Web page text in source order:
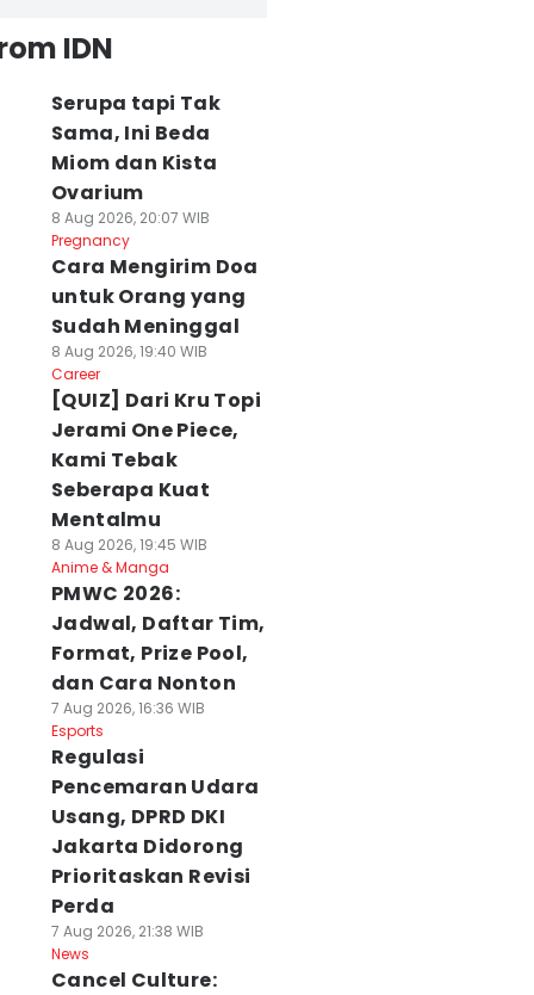
IDN
Serupa tapi Tak
Sama, Ini Beda
Miom dan Kista
Ovarium
8 Aug 2026, 20:07 WIB
Pregnancy
Cara Mengirim Doa
untuk Orang yang
Sudah Meninggal
8 Aug 2026, 19:40 WIB
Career
[QUIZ] Dari Kru Topi
Jerami One Piece,
Kami Tebak
Seberapa Kuat
Mentalmu
8 Aug 2026, 19:45 WIB
Anime & Manga
PMWC 2026:
Jadwal, Daftar Tim,
Format, Prize Pool,
dan Cara Nonton
7 Aug 2026, 16:36 WIB
Esports
Regulasi
Pencemaran Udara
Usang, DPRD DKI
Jakarta Didorong
Prioritaskan Revisi
Perda
7 Aug 2026, 21:38 WIB
News
Cancel Culture: